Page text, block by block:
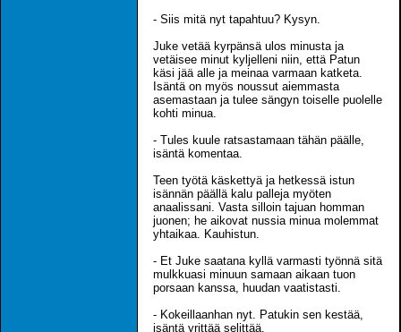
- Siis mitä nyt tapahtuu? Kysyn.
Juke vetää kyrpänsä ulos minusta ja
vetäisee minut kyljelleni niin, että Patun
käsi jää alle ja meinaa varmaan katketa.
Isäntä on myös noussut aiemmasta
asemastaan ja tulee sängyn toiselle puolelle
kohti minua.
- Tules kuule ratsastamaan tähän päälle,
isäntä komentaa.
Teen työtä käskettyä ja hetkessä istun
isännän päällä kalu palleja myöten
anaalissani. Vasta silloin tajuan homman
juonen; he aikovat nussia minua molemmat
yhtaikaa. Kauhistun.
- Et Juke saatana kyllä varmasti työnnä sitä
mulkkuasi minuun samaan aikaan tuon
porsaan kanssa, huudan vaatistasti.
- Kokeillaanhan nyt. Patukin sen kestää,
isäntä yrittää selittää.